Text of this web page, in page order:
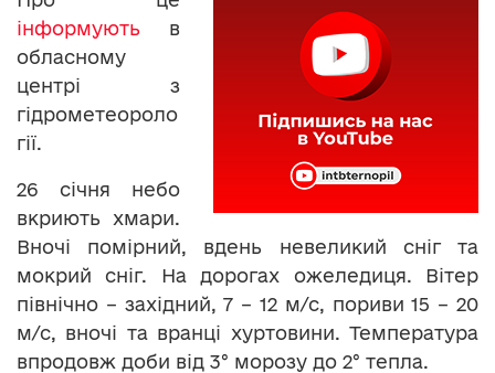
інформують в
обласному
центрі з
гідрометеороло
гії.
26 січня небо
вкриють хмари.
Вночі помірний, вдень невеликий сніг та
мокрий сніг. На дорогах ожеледиця. Вітер
північно – західний, 7 – 12 м/с, пориви 15 – 20
м/с, вночі та вранці хуртовини. Температура
впродовж доби від 3° морозу до 2° тепла.